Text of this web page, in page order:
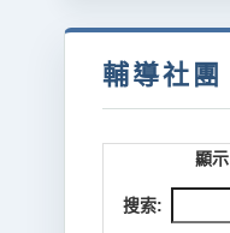
輔導社團
顯示
搜索: